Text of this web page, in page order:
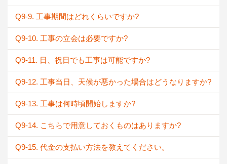
Q9-9. 工事期間はどれくらいですか?
Q9-10. 工事の立会は必要ですか?
Q9-11. 日、祝日でも工事は可能ですか?
Q9-12. 工事当日、天候が悪かった場合はどうなりますか?
Q9-13. 工事は何時頃開始しますか?
Q9-14. こちらで用意しておくものはありますか?
Q9-15. 代金の支払い方法を教えてください。